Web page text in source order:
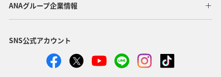
春 秋 フィリピン 年末年始 グルメ
ANAショッピング A-style
アメリカ・カナダ・中南米 東アジア クリスマス
ANAグループ企業情報
SNS公式アカウント